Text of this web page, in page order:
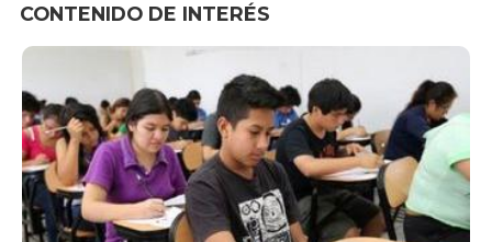
CONTENIDO DE INTERÉS